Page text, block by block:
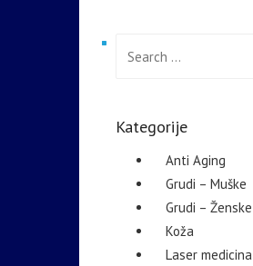
Kategorije
Anti Aging
Grudi – Muške
Grudi – Ženske
Koža
Laser medicina